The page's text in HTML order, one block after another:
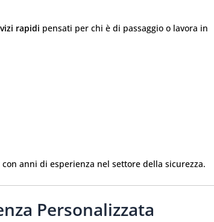
rapidi pensati per chi è di passaggio o lavora in
con anni di esperienza nel settore della sicurezza.
Personalizzata